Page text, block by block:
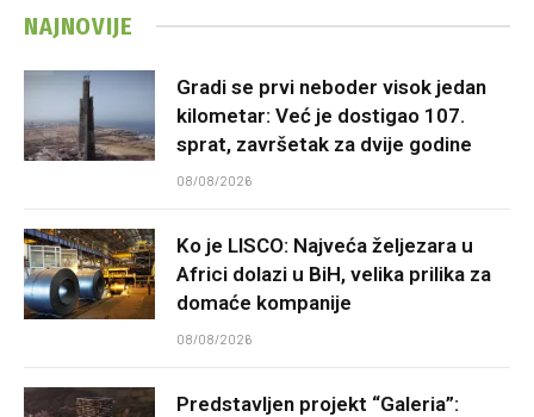
NAJNOVIJE
Gradi se prvi neboder visok jedan
kilometar: Već je dostigao 107.
sprat, završetak za dvije godine
08/08/2026
Ko je LISCO: Najveća željezara u
Africi dolazi u BiH, velika prilika za
domaće kompanije
08/08/2026
Predstavljen projekt “Galeria”: